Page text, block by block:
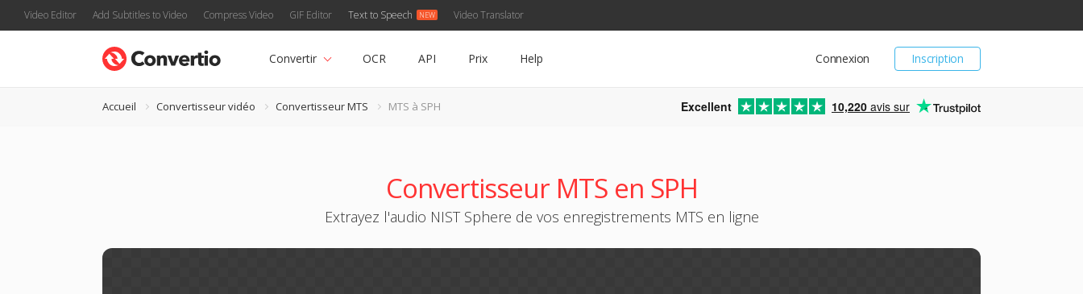
Video Editor Add Subtitles to Video Compress Video GIF Editor Text to Speech Video Translator
Inscription
Connexion
Convertir OCR API Prix Help
Accueil Convertisseur vidéo Convertisseur MTS MTS à SPH Excellent 10,220 avis sur
Convertisseur MTS en SPH
Extrayez l'audio NIST Sphere de vos enregistrements MTS en ligne